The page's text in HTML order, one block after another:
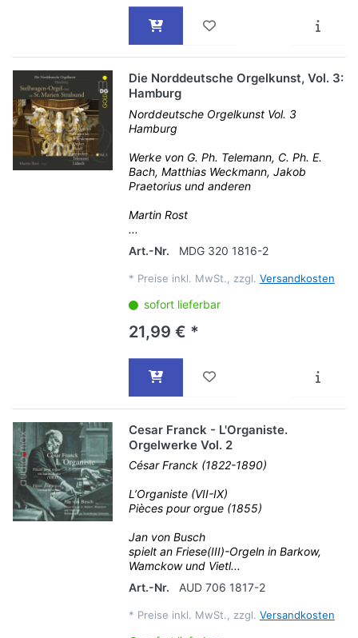
Die Norddeutsche Orgelkunst, Vol. 3:
Hamburg
Norddeutsche Orgelkunst Vol. 3
Hamburg
Werke von G. Ph. Telemann, C. Ph. E.
Bach, Matthias Weckmann, Jakob
Praetorius und anderen
Martin Rost
...
Art.-Nr.
MDG 320 1816-2
* Preise inkl. MwSt., zzgl. Versandkosten
sofort lieferbar
21,99 € *
Cesar Franck - L'Organiste.
Orgelwerke Vol. 2
César Franck (1822-1890)
L’Organiste (VII-IX)
Pièces pour orgue (1855)
Jan von Busch
spielt an Friese(III)-Orgeln in Barkow,
Wamckow und Vietl...
Art.-Nr.
AUD 706 1817-2
* Preise inkl. MwSt., zzgl. Versandkosten